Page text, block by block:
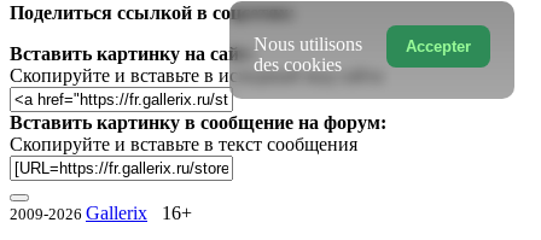
Поделиться ссылкой в соцсетях:
Вставить картинку на сайт:
Скопируйте и вставьте в исходный код сайта
Вставить картинку в сообщение на форум:
Скопируйте и вставьте в текст сообщения
2009-2026 Gallerix 16+
Accepter
Nous utilisons
des cookies